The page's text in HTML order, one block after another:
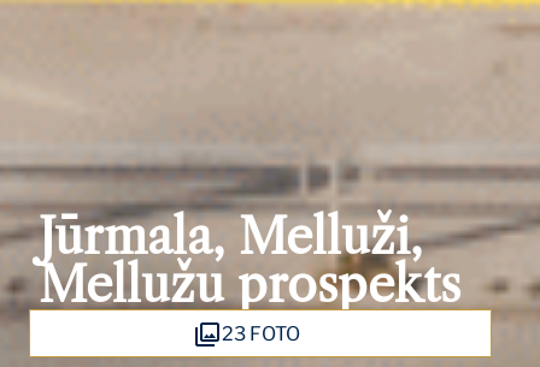
Jūrmala, Melluži,
Mellužu prospekts
23 FOTO